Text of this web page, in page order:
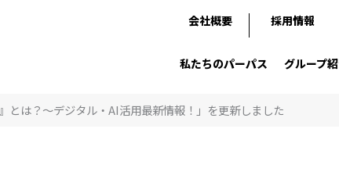
会社概要 採用情報
私たちのパーパス グループ
とは？～デジタル・AI活用最新情報！」を更新しました